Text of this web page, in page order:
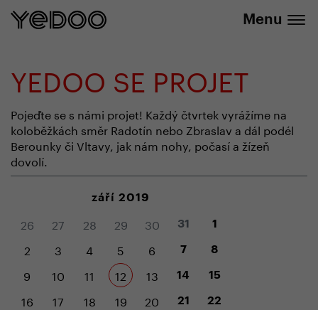
Menu
YEDOO SE PROJET
Pojeďte se s námi projet! Každý čtvrtek vyrážíme na
koloběžkách směr Radotín nebo Zbraslav a dál podél
Berounky či Vltavy, jak nám nohy, počasí a žízeň
dovolí.
září 2019
26 27 28 29 30 31 1
2 3 4 5 6 7 8
9 10 11 12 13 14 15
16 17 18 19 20 21 22